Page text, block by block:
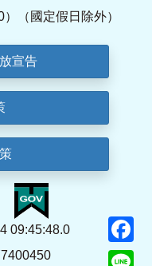
（國定假日除外）
宣告
09:45:48.0